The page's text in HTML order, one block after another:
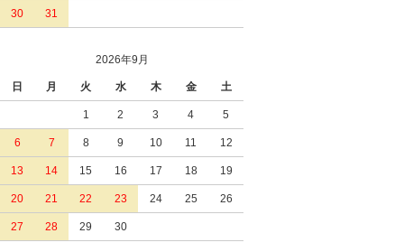
30 31
2026年9月
日 月 火 水 木 金 土
1 2 3 4 5
6 7 8 9 10 11 12
13 14 15 16 17 18 19
20 21 22 23 24 25 26
27 28 29 30